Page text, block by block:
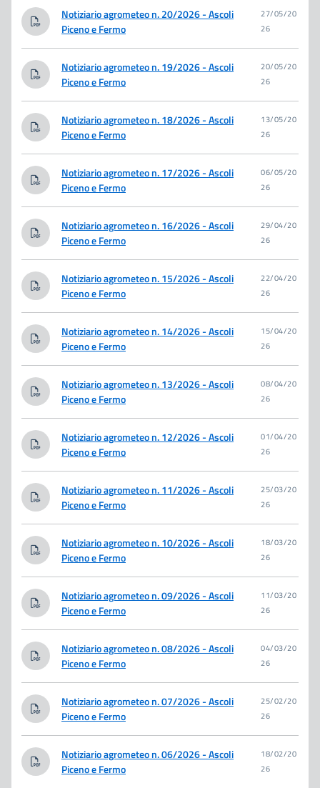
Notiziario agrometeo n. 20/2026 - Ascoli
Piceno e Fermo
27/05/20
26
Notiziario agrometeo n. 19/2026 - Ascoli
Piceno e Fermo
20/05/20
26
Notiziario agrometeo n. 18/2026 - Ascoli
Piceno e Fermo
13/05/20
26
Notiziario agrometeo n. 17/2026 - Ascoli
Piceno e Fermo
06/05/20
26
Notiziario agrometeo n. 16/2026 - Ascoli
Piceno e Fermo
29/04/20
26
Notiziario agrometeo n. 15/2026 - Ascoli
Piceno e Fermo
22/04/20
26
Notiziario agrometeo n. 14/2026 - Ascoli
Piceno e Fermo
15/04/20
26
Notiziario agrometeo n. 13/2026 - Ascoli
Piceno e Fermo
08/04/20
26
Notiziario agrometeo n. 12/2026 - Ascoli
Piceno e Fermo
01/04/20
26
Notiziario agrometeo n. 11/2026 - Ascoli
Piceno e Fermo
25/03/20
26
Notiziario agrometeo n. 10/2026 - Ascoli
Piceno e Fermo
18/03/20
26
Notiziario agrometeo n. 09/2026 - Ascoli
Piceno e Fermo
11/03/20
26
Notiziario agrometeo n. 08/2026 - Ascoli
Piceno e Fermo
04/03/20
26
Notiziario agrometeo n. 07/2026 - Ascoli
Piceno e Fermo
25/02/20
26
Notiziario agrometeo n. 06/2026 - Ascoli
Piceno e Fermo
18/02/20
26